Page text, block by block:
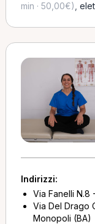
min · 50,00€)
Indirizzi:
Via Fanelli N.8
Via Del Drago
Monopoli (BA)